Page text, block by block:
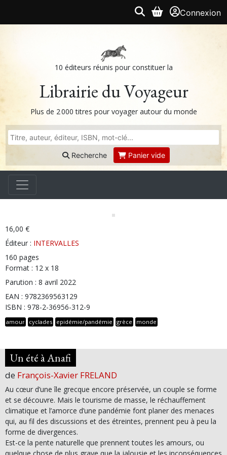
Connexion
10 éditeurs réunis pour constituer la
Librairie du Voyageur
Plus de 2 000 titres pour voyager autour du monde
Recherche Panier vide
16,00 €
Éditeur : INTERVALLES
160 pages
Format : 12 x 18
Parution : 8 avril 2022
EAN : 9782369563129
ISBN : 978-2-36956-312-9
amour cyclades epidémie/pandémie grèce monde
Un été à Anafi
de François-Xavier FRELAND
Au cœur d’une île grecque encore préservée, un couple se forme
et se découvre. Mais le tourisme de masse, le réchauffement
climatique et l’amorce d’une pandémie font planer des menaces
qui, au fil des discussions et des étreintes, prennent peu à peu la
forme de divergences.
Est-ce la pente naturelle que prennent toutes les amours, ou
quelque chose de plus grave que la jalousie et les inconséquences